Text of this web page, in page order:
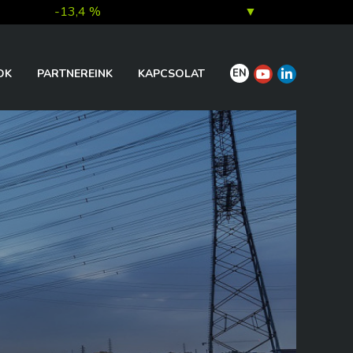
-13,4 % ▼
1,0 % ▲
0,1 % ▲
0,2 % ▲
PARTNEREINK KAPCSOLAT EN